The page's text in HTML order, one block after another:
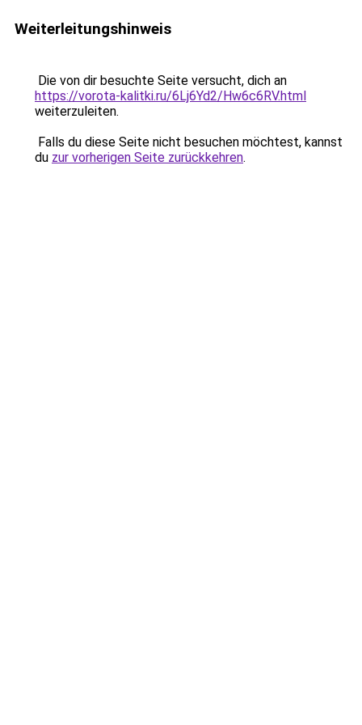
Weiterleitungshinweis
Die von dir besuchte Seite versucht, dich an
https://vorota-kalitki.ru/6Lj6Yd2/Hw6c6RV.html
weiterzuleiten.
Falls du diese Seite nicht besuchen möchtest, kannst
du zur vorherigen Seite zurückkehren.